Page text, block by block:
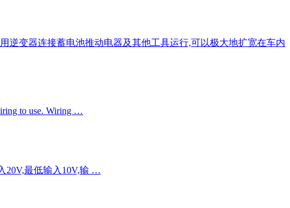
逆变器连接蓄电池推动电器及其他工具运行,可以极大地扩宽在车内
to use. Wiring …
20V,最低输入10V,输 …